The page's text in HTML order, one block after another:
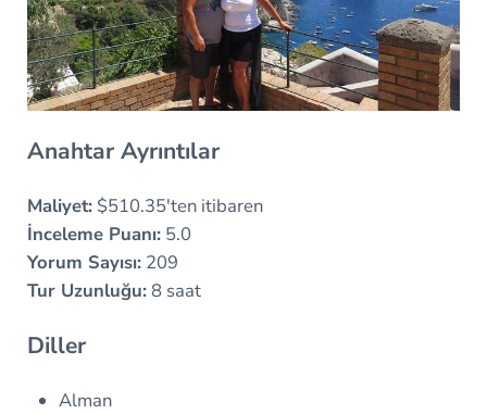
Anahtar Ayrıntılar
Maliyet:$510.35'ten itibaren
İnceleme Puanı:5.0
Yorum Sayısı:209
Tur Uzunluğu:8 saat
Diller
Alman